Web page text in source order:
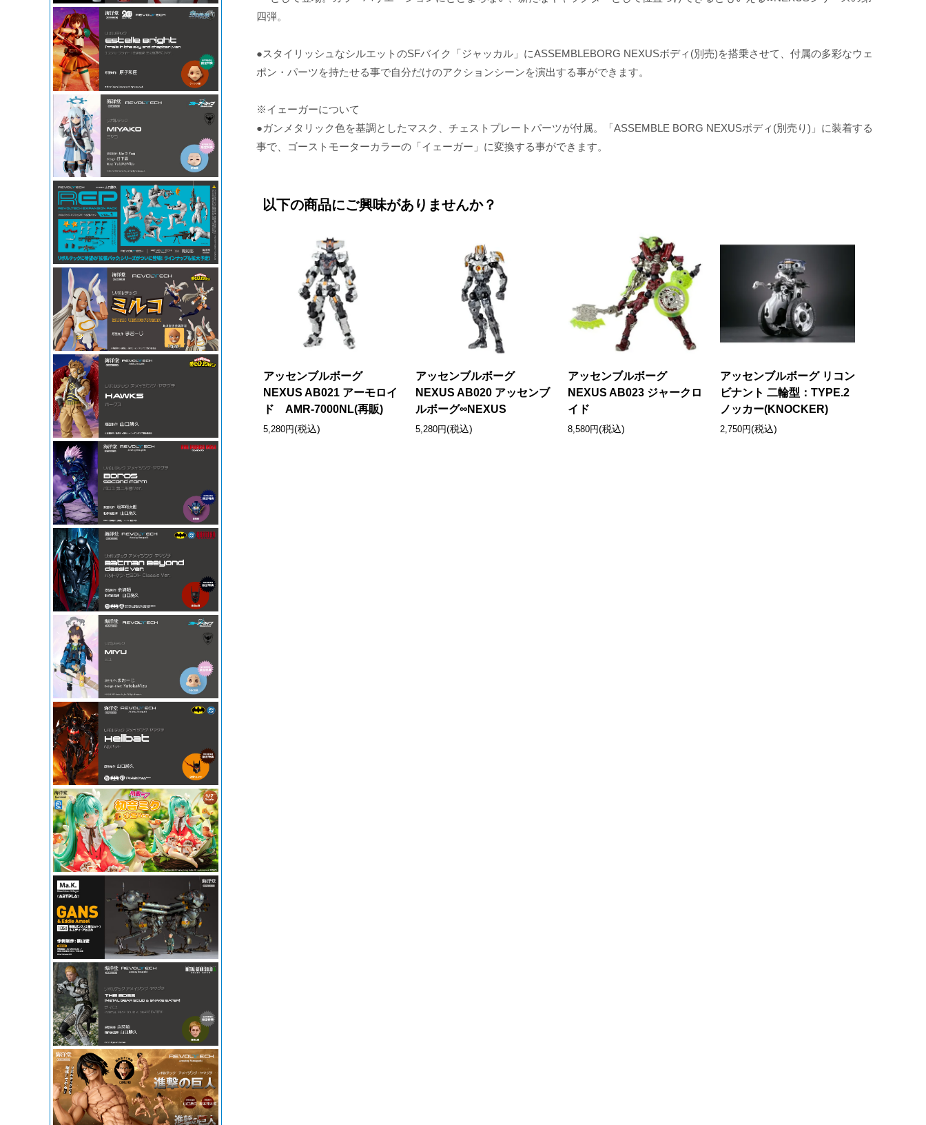
四弾。
●スタイリッシュなシルエットのSFバイク「ジャッカル」にASSEMBLEBORG NEXUSボディ(別売)を搭乗させて、付属の多彩なウェ
ポン・パーツを持たせる事で自分だけのアクションシーンを演出する事ができます。
※イェーガーについて
●ガンメタリック色を基調としたマスク、チェストプレートパーツが付属。「ASSEMBLE BORG NEXUSボディ(別売り)」に装着する
事で、ゴーストモーターカラーの「イェーガー」に変換する事ができます。
以下の商品にご興味がありませんか？
アッセンブルボーグ
NEXUS AB021 アーモロイ
ド AMR-7000NL(再販)
5,280円(税込)
アッセンブルボーグ
NEXUS AB020 アッセンブ
ルボーグ∞NEXUS
5,280円(税込)
アッセンブルボーグ
NEXUS AB023 ジャークロ
イド
8,580円(税込)
アッセンブルボーグ リコン
ビナント 二輪型：TYPE.2
ノッカー(KNOCKER)
2,750円(税込)